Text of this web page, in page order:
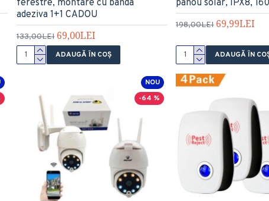
ferestre, montare cu banda
adeziva 1+1 CADOU
133,00LEI 69,00LEI
ADAUGĂ ÎN COŞ
panou solar, IPX8,
198,00LEI 69,99LEI
ADAUGĂ ÎN
NOU
-64 %